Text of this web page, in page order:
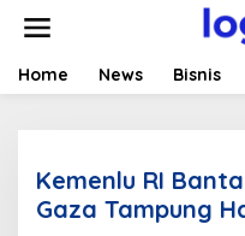
t
Home News Bisnis
Kemenlu RI
Gaza Tampung